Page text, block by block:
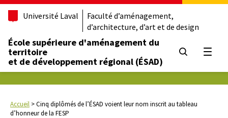
Université Laval
Faculté d’aménagement,
d’architecture, d’art et de design
École supérieure d'aménagement du
territoire
et de développement régional (ÉSAD)
Accueil >Cinq diplômés de l’ÉSAD voient leur nom inscrit au tableau
d’honneur de la FESP